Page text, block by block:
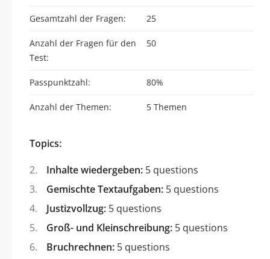
Gesamtzahl der Fragen: 25
Anzahl der Fragen für den
Test:
50
Passpunktzahl: 80%
Anzahl der Themen: 5 Themen
Topics:
Inhalte wiedergeben: 5 questions
Gemischte Textaufgaben: 5 questions
Justizvollzug: 5 questions
Groß- und Kleinschreibung: 5 questions
Bruchrechnen: 5 questions